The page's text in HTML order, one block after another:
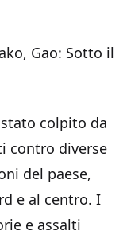
Gao: Sotto il
colpito da
contro diverse
del paese,
e al centro. I
e assalti